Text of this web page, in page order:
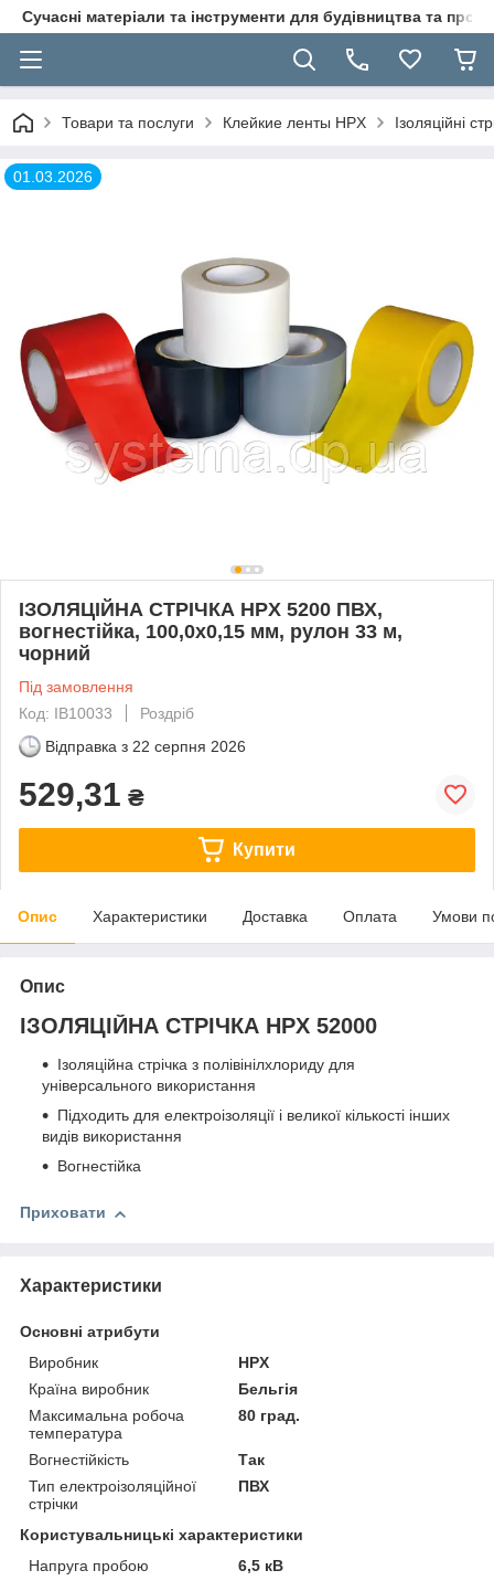
Сучасні матеріали та інструменти для будівництва та
Товари та послуги Клейкие ленты HPX Ізоляційні
01.03.2026
ІЗОЛЯЦІЙНА СТРІЧКА HPX 5200 ПВХ,
вогнестійка, 100,0х0,15 мм, рулон 33 м,
чорний
Під замовлення
Код: IB10033
Роздріб
Відправка з 22 серпня 2026
529,31 ₴
Купити
Опис Характеристики Доставка Оплата Умови
Опис
ІЗОЛЯЦІЙНА СТРІЧКА HPX 52000
Ізоляційна стрічка з полівінілхлориду для
універсального використання
Підходить для електроізоляції і великої кількості інших
видів використання
Вогнестійка
Приховати
Характеристики
Основні атрибути
Виробник
HPX
Країна виробник
Бельгія
Максимальна робоча
температура
80 град.
Вогнестійкість
Так
Тип електроізоляційної
стрічки
ПВХ
Користувальницькі характеристики
Напруга пробою
6,5 кВ